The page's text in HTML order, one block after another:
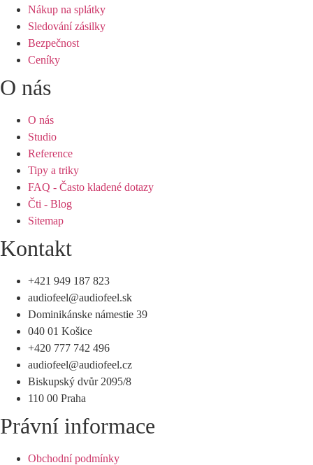
Nákup na splátky
Sledování zásilky
Bezpečnost
Ceníky
O nás
O nás
Studio
Reference
Tipy a triky
FAQ - Často kladené dotazy
Čti - Blog
Sitemap
Kontakt
+421 949 187 823
audiofeel@audiofeel.sk
Dominikánske námestie 39
040 01 Košice
+420 777 742 496
audiofeel@audiofeel.cz
Biskupský dvůr 2095/8
110 00 Praha
Právní informace
Obchodní podmínky